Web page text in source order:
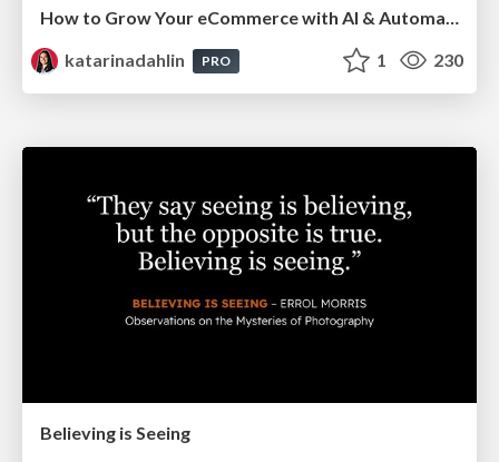
How to Grow Your eCommerce with AI & Automation
katarinadahlin
PRO 1 230
Believing is Seeing